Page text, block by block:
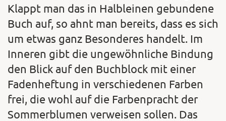
Klappt man das in Halbleinen gebundene
Buch auf, so ahnt man bereits, dass es sich
um etwas ganz Besonderes handelt. Im
Inneren gibt die ungewöhnliche Bindung
den Blick auf den Buchblock mit einer
Fadenheftung in verschiedenen Farben
frei, die wohl auf die Farbenpracht der
Sommerblumen verweisen sollen. Das